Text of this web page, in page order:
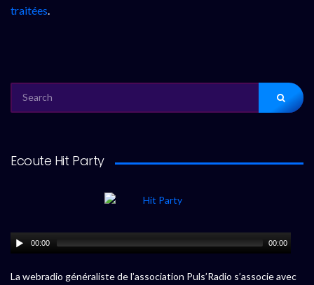
traitées.
FOR:
Ecoute Hit Party
00:00 00:00
La webradio généraliste de l’association Puls’Radio s’associe avec